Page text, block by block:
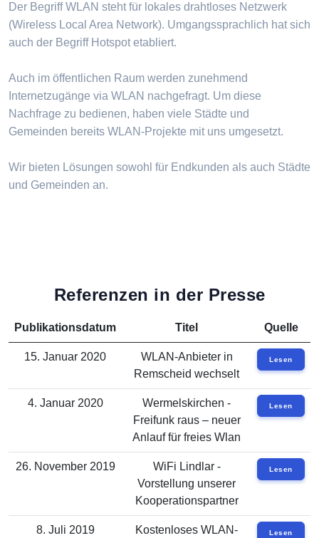
Der Begriff WLAN steht für lokales drahtloses Netzwerk
(Wireless Local Area Network). Umgangssprachlich hat sich
auch der Begriff Hotspot etabliert.
Auch im öffentlichen Raum werden zunehmend
Internetzugänge via WLAN nachgefragt. Um diese
Nachfrage zu bedienen, haben viele Städte und
Gemeinden bereits WLAN-Projekte mit uns umgesetzt.
Wir bieten Lösungen sowohl für Endkunden als auch Städte
und Gemeinden an.
Referenzen in der Presse
Publikationsdatum Titel Quelle
15. Januar 2020
WLAN-Anbieter in
Remscheid wechselt
Lesen
4. Januar 2020
Wermelskirchen -
Freifunk raus – neuer
Anlauf für freies Wlan
Lesen
26. November 2019
WiFi Lindlar -
Vorstellung unserer
Kooperationspartner
Lesen
8. Juli 2019
Kostenloses WLAN-
Lesen